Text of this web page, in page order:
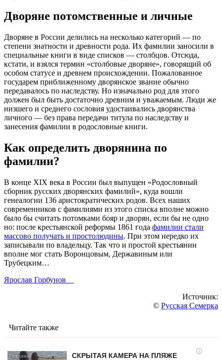
Дворяне потомственные и личные
Дворяне в России делились на несколько категорий — по
степени знатности и древности рода. Их фамилии заносили в
специальные книги в виде списков — столбцов. Отсюда,
кстати, и взялся термин «столбовые дворяне», говорящий об
особом статусе и древнем происхождении. Пожалованное
государем приближенному дворянское звание обычно
передавалось по наследству. Но изначально род для этого
должен был быть достаточно древним и уважаемым. Люди же
низшего и среднего сословия удостаивались дворянства
личного — без права передачи титула по наследству и
занесения фамилии в родословные книги.
Как определить дворянина по
фамилии?
В конце XIX века в России был выпущен «Родословный
сборник русских дворянских фамилий», куда вошли
генеалогии 136 аристократических родов. Всех наших
современников с фамилиями из этого списка вполне можно
было бы считать потомками бояр и дворян, если бы не одно
но: после крестьянской реформы 1861 года фамилии стали
массово получать и простолюдины. При этом нередко их
записывали по владельцу. Так что и простой крестьянин
вполне мог стать Воронцовым, Державиным или
Трубецким…
Ярослав Горбунов
Источник:
© Русская Семерка
Читайте также
i
СКРЫТАЯ КАМЕРА НА ПЛЯЖЕ